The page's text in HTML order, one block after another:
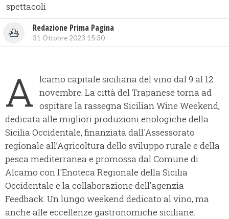
spettacoli
Redazione Prima Pagina
31 Ottobre 2023 15:30
A lcamo capitale siciliana del vino dal 9 al 12
novembre. La città del Trapanese torna ad
ospitare la rassegna Sicilian Wine Weekend,
dedicata alle migliori produzioni enologiche della
Sicilia Occidentale, finanziata dall'Assessorato
regionale all’Agricoltura dello sviluppo rurale e della
pesca mediterranea e promossa dal Comune di
Alcamo con l'Enoteca Regionale della Sicilia
Occidentale e la collaborazione dell’agenzia
Feedback. Un lungo weekend dedicato al vino, ma
anche alle eccellenze gastronomiche siciliane.